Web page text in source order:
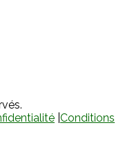
Conditions